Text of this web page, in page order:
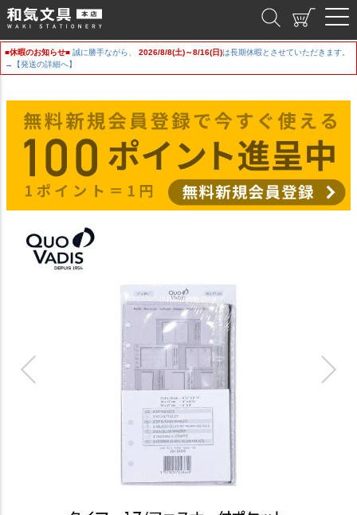
■休暇のお知らせ■ 誠に勝手ながら、 2026/8/8(土)～8/16(日)は長期休暇とさせていただきます。
→【発送の詳細へ】